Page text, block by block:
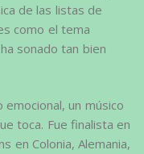
de las listas de
como el tema
sonado tan bien
un músico
toca. Fue finalista en
en Colonia, Alemania,